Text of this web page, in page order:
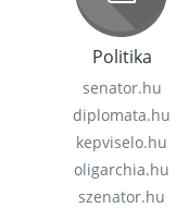
Politika
senator.hu
diplomata.hu
kepviselo.hu
oligarchia.hu
szenator.hu